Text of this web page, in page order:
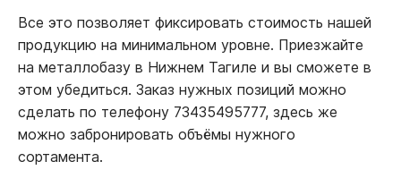
Все это позволяет фиксировать стоимость нашей
продукцию на минимальном уровне. Приезжайте
на металлобазу в Нижнем Тагиле и вы сможете в
этом убедиться. Заказ нужных позиций можно
сделать по телефону 73435495777, здесь же
можно забронировать объёмы нужного
сортамента.